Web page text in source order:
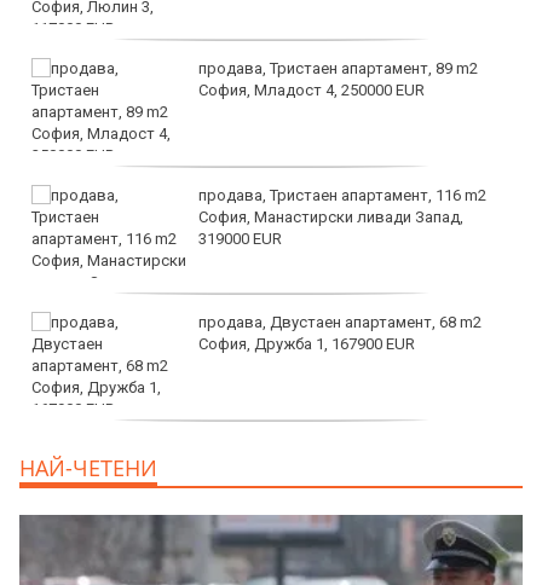
продава, Тристаен апартамент, 89 m2
София, Младост 4, 250000 EUR
продава, Тристаен апартамент, 116 m2
София, Манастирски ливади Запад,
319000 EUR
продава, Двустаен апартамент, 68 m2
София, Дружба 1, 167900 EUR
НАЙ-ЧЕТЕНИ